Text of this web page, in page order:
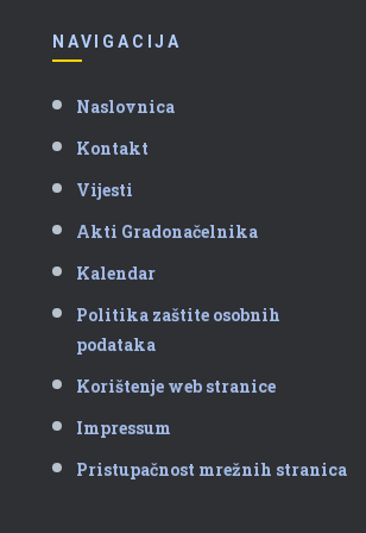
NAVIGACIJA
Naslovnica
Kontakt
Vijesti
Akti Gradonačelnika
Kalendar
Politika zaštite osobnih
podataka
Korištenje web stranice
Impressum
Pristupačnost mrežnih stranica